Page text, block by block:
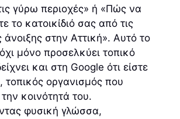
γύρω περιοχές» ή «Πώς να
το κατοικίδιό σας από τις
άνοιξης στην Αττική». Αυτό το
μόνο προσελκύει τοπικό
και στη Google ότι είστε
τοπικός οργανισμός που
την κοινότητά του.
φυσική γλώσσα,